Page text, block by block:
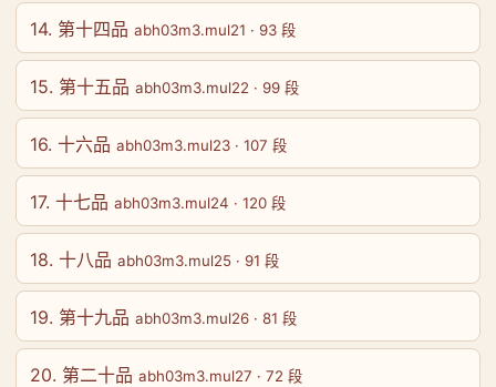
14. 第十四品 abh03m3.mul21 · 93 段
15. 第十五品 abh03m3.mul22 · 99 段
16. 十六品 abh03m3.mul23 · 107 段
17. 十七品 abh03m3.mul24 · 120 段
18. 十八品 abh03m3.mul25 · 91 段
19. 第十九品 abh03m3.mul26 · 81 段
20. 第二十品 abh03m3.mul27 · 72 段